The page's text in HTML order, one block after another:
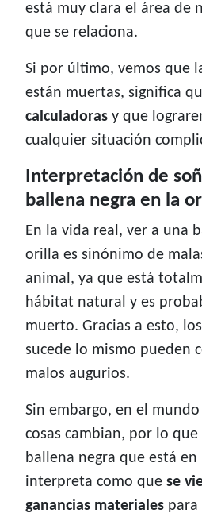
está muy clara el área de
que se relaciona.
Si por último, vemos que
están muertas, significa
calculadoras y que
cualquier situación
Interpretación de
ballena negra en la
En la vida real, ver a una
orilla es sinónimo de
animal, ya que está
hábitat natural y es
muerto. Gracias a esto,
sucede lo mismo pueden
malos augurios.
Sin embargo, en el
cosas cambian, por lo
ballena negra que está
interpreta como que se
ganancias materiales para